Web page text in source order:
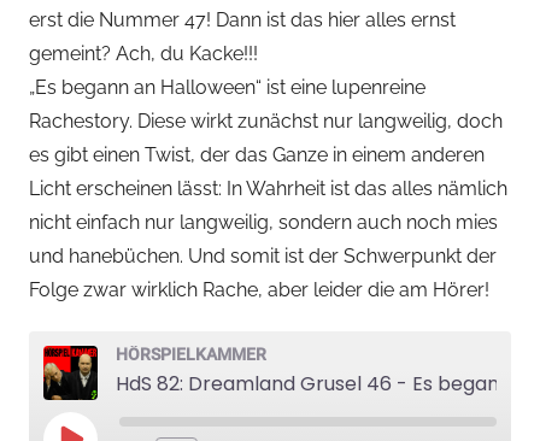
k
m
erst die Nummer 47! Dann ist das hier alles ernst
gemeint? Ach, du Kacke!!!
„Es begann an Halloween“ ist eine lupenreine
Rachestory. Diese wirkt zunächst nur langweilig, doch
es gibt einen Twist, der das Ganze in einem anderen
Licht erscheinen lässt: In Wahrheit ist das alles nämlich
nicht einfach nur langweilig, sondern auch noch mies
und hanebüchen. Und somit ist der Schwerpunkt der
Folge zwar wirklich Rache, aber leider die am Hörer!
HÖRSPIELKAMMER